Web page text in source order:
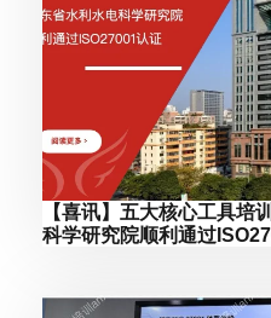
【喜讯】五大核心工具培
科学研究院顺利通过